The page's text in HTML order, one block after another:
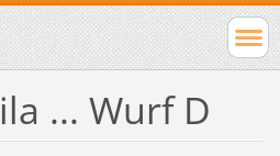
... Wurf D